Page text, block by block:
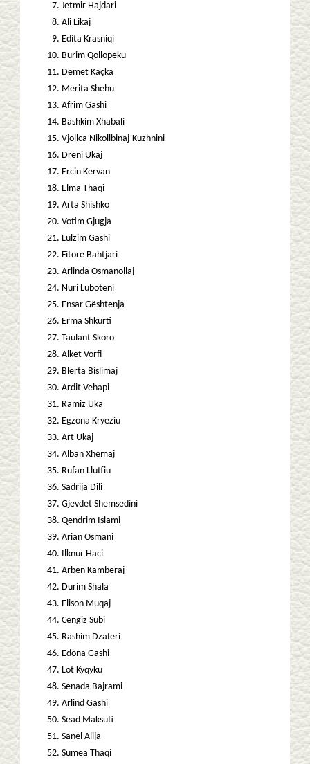
Jetmir Hajdari
Ali Likaj
Edita Krasniqi
Burim Qollopeku
Demet Kaçka
Merita Shehu
Afrim Gashi
Bashkim Xhabali
Vjollca Nikollbinaj-Kuzhnini
Dreni Ukaj
Ercin Kervan
Elma Thaqi
Arta Shishko
Votim Gjugja
Lulzim Gashi
Fitore Bahtjari
Arlinda Osmanollaj
Nuri Luboteni
Ensar Gështenja
Erma Shkurti
Taulant Skoro
Alket Vorfi
Blerta Bislimaj
Ardit Vehapi
Ramiz Uka
Egzona Kryeziu
Art Ukaj
Alban Xhemaj
Rufan Llutfiu
Sadrija Dili
Gjevdet Shemsedini
Qendrim Islami
Arian Osmani
Ilknur Haci
Arben Kamberaj
Durim Shala
Elison Muqaj
Cengiz Subi
Rashim Dzaferi
Edona Gashi
Lot Kyqyku
Senada Bajrami
Arlind Gashi
Sead Maksuti
Sanel Alija
Sumea Thaqi